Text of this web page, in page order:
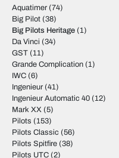
Aquatimer (74)
Big Pilot (38)
Big Pilots Heritage (1)
Da Vinci (34)
GST (11)
Grande Complication (1)
IWC (6)
Ingenieur (41)
Ingenieur Automatic 40 (12)
Mark XX (5)
Pilots (153)
Pilots Classic (56)
Pilots Spitfire (38)
Pilots UTC (2)